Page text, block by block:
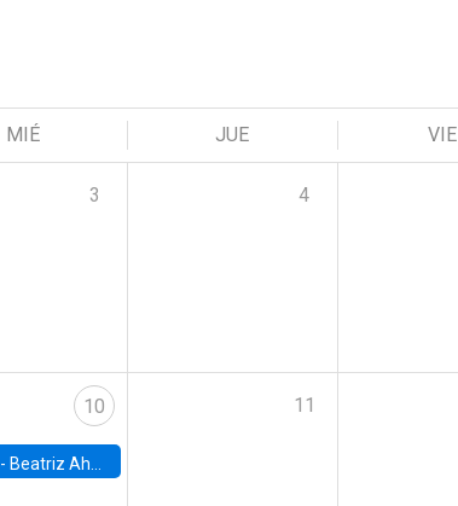
MIÉ JUE VIE
3 4
10
Beatriz Ahumada, PhD candidate, Universidad de Pittsburgh
11